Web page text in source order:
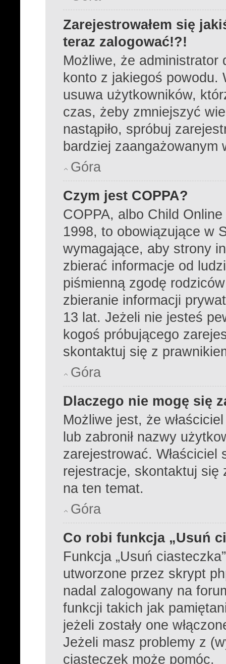
Zarejestrowałem się
teraz zalogować!?!
Możliwe, że administrator
konto z jakiegoś powodu.
usuwa użytkowników,
czas, żeby zmniejszyć
nastąpiło, spróbuj
bardziej zaangażowanym
Góra
Czym jest COPPA?
COPPA, albo Child
1998, to obowiązujące w
wymagające, aby strony
zbierać informacje od
piśmienną zgodę
zbieranie informacji
13 lat. Jeżeli nie jesteś
kogoś próbującego
skontaktuj się z
Góra
Dlaczego nie mogę się
Możliwe jest, że
lub zabronił nazwy
zarejestrować. Właściciel
rejestracje, skontaktuj się
na ten temat.
Góra
Co robi funkcja „Usuń
Funkcja „Usuń
utworzone przez skrypt
nadal zalogowany na
funkcji takich jak
jeżeli zostały one
Jeżeli masz problemy z
ciasteczek może pomóc.